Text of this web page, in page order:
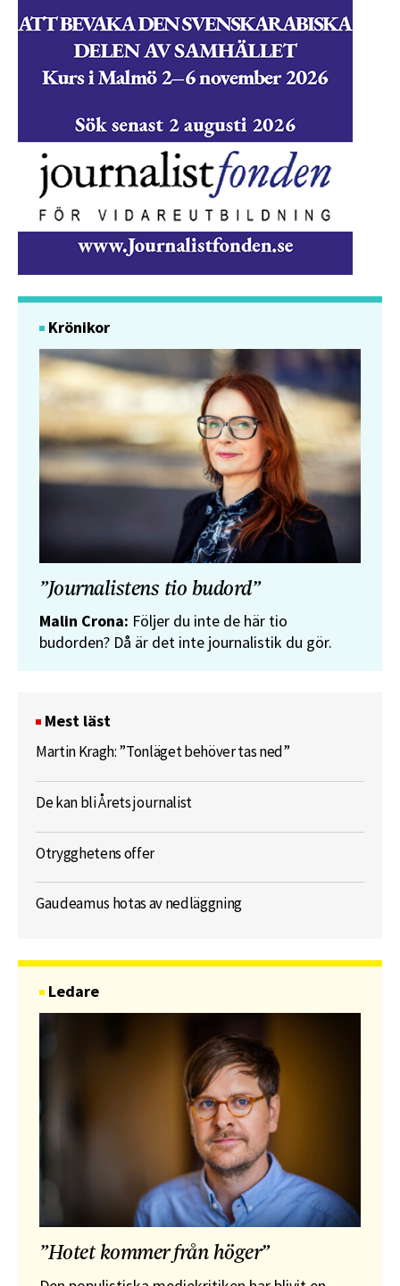
Krönikor
”Journalistens tio budord”
Malin Crona: Följer du inte de här tio
budorden? Då är det inte journalistik du gör.
Mest läst
Martin Kragh: ”Tonläget behöver tas ned”
De kan bli Årets journalist
Otrygghetens offer
Gaudeamus hotas av nedläggning
Ledare
”Hotet kommer från höger”